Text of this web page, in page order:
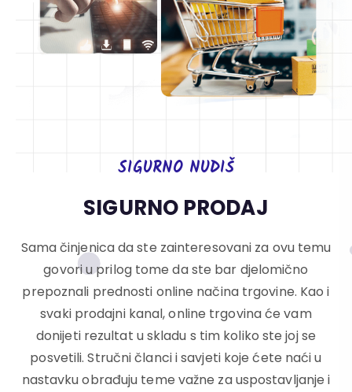
SIGURNO NUDIŠ
SIGURNO PRODAJ
Sama činjenica da ste zainteresovani za ovu temu
govori u prilog tome da ste bar djelomično
prepoznali prednosti online načina trgovine. Kao i
svaki prodajni kanal, online trgovina će vam
donijeti rezultat u skladu s tim koliko ste joj se
posvetili. Stručni članci i savjeti koje ćete naći u
nastavku obrađuju teme važne za uspostavljanje i